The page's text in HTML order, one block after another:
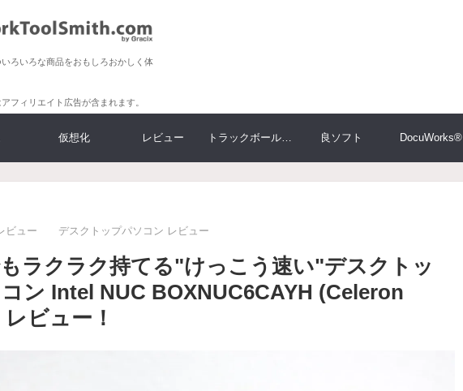
ろいろな商品をおもしろおかしく体
フィリエイト広告が含まれます。
仮想化 レビュー トラックボール大比較 良ソフト DocuWorks®
ビュー デスクトップパソコン レビュー
ラクラク持てる"けっこう速い"デスクトッ
ン Intel NUC BOXNUC6CAYH (Celeron
ビュー！